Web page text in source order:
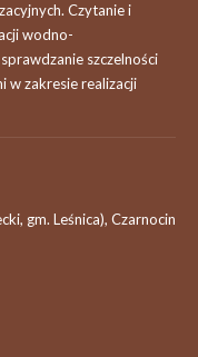
Czytanie i
wodno-
szczelności
w zakresie realizacji
gm. Leśnica), Czarnocin